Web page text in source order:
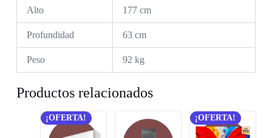
Alto 177 cm
Profundidad 63 cm
Peso 92 kg
Productos relacionados
¡OFERTA! ¡OFERTA!